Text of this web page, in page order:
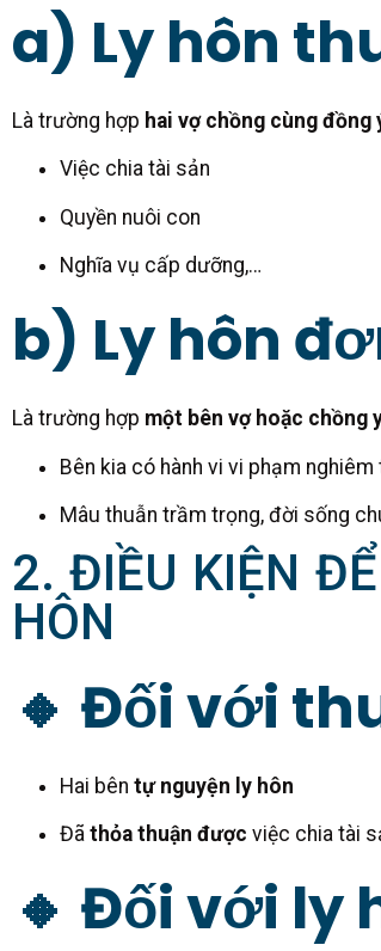
a) Ly hôn
Là trường hợp hai vợ chồng cùng đồng
Việc chia tài sản
Quyền nuôi con
Nghĩa vụ cấp dưỡng,…
b) Ly hôn
Là trường hợp một bên vợ hoặc chồng
Bên kia có hành vi vi phạm
Mâu thuẫn trầm trọng, đời sống
2. ĐIỀU KIỆN
HÔN
🔸 Đối với
Hai bên tự nguyện ly hôn
Đã thỏa thuận được việc chia tài
🔸 Đối với